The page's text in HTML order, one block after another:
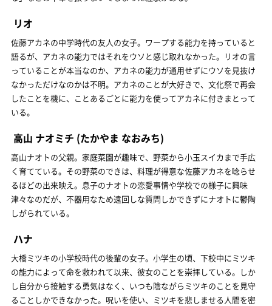
リオ
佐藤アカネの中学時代の友人の女子。ワープする能力を持っていると
語るが、アカネの能力ではそれをウソと感じ取れなかった。リオの言
っていることが本当なのか、アカネの能力が通用せずにウソを見抜け
なかっただけなのかは不明。アカネのことが大好きで、文化祭で再会
したことを機に、ことあるごとに能力を使ってアカネに付きまとって
いる。
高山 ナオミチ (たかやま なおみち)
高山ナオトの父親。家庭菜園が趣味で、野菜から小玉スイカまで手広
く育てている。その野菜のできは、料理が得意な佐藤アカネを唸らせ
るほどの出来映え。息子のナオトの恋愛事情や学校での様子に興味
津々なのだが、不器用なため遠回しな質問しかできずにナオトに鬱陶
しがられている。
ハナ
大橋ミツキの小学校時代の後輩の女子。小学生の頃、下校中にミツキ
の能力によって命を救われて以来、彼女のことを崇拝している。しか
し自分から接触する勇気はなく、いつも陰ながらミツキのことを見守
ることしかできなかった。呪いを使い、ミツキを悲しませる人間を密